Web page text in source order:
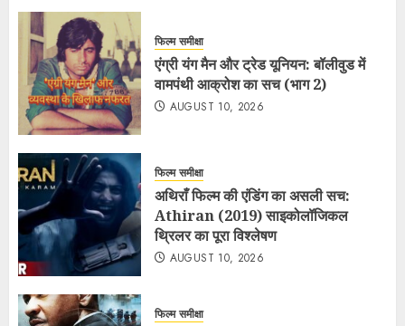
फिल्म समीक्षा
एंग्री यंग मैन और ट्रेड यूनियन: बॉलीवुड में
वामपंथी आक्रोश का सच (भाग 2)
AUGUST 10, 2026
फिल्म समीक्षा
अथिराँ फिल्म की एंडिंग का असली सच:
Athiran (2019) साइकोलॉजिकल
थ्रिलर का पूरा विश्लेषण
AUGUST 10, 2026
फिल्म समीक्षा